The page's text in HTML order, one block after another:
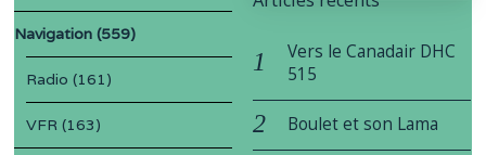
Navigation (559)
Radio (161)
VFR (163)
Vers le Canadair DHC
515
Boulet et son Lama